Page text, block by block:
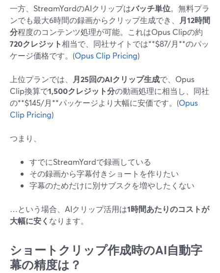
一方、StreamYardのAIクリップはバッチ単位。無料プラ
ンでも最大6時間の録画からクリップ生成でき、
月12時間
分程度のコンテンツ処理が可能。これはOpus Clipの約
720クレジット相当で、同社サイトでは**$87/月**のパッ
ケージ価格です。(Opus Clip Pricing)
上位プランでは、 月25回のAIクリップ生成で、Opus
Clip換算で1,500クレジット分の動画処理に相当し、同社
の**$145/月**パッケージより大幅に安価です。(Opus
Clip Pricing)
つまり、
すでにStreamYardで録画している
その録画から字幕付きショートを作りたい
字幕のためだけに別サブスクを増やしたくない
…という場合、AIクリップ活用は1時間あたりのコストが
大幅に安く なります。
ショートクリップ作成時のAI自動字
幕の精度は？